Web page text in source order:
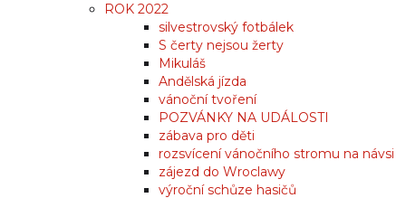
ROK 2022
silvestrovský fotbálek
S čerty nejsou žerty
Mikuláš
Andělská jízda
vánoční tvoření
POZVÁNKY NA UDÁLOSTI
zábava pro děti
rozsvícení vánočního stromu na návsi
zájezd do Wroclawy
výroční schůze hasičů